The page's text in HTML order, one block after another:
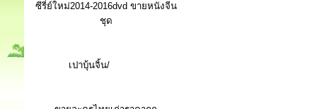
ซีรี่ย์ใหม่2014-2016dvd ขายหนังจีน
ชุด
เปาบุ้นจิ้น/